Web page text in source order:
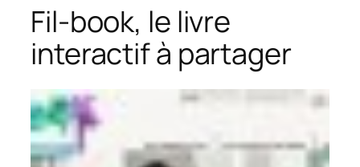
Fil-book, le livre
interactif à partager